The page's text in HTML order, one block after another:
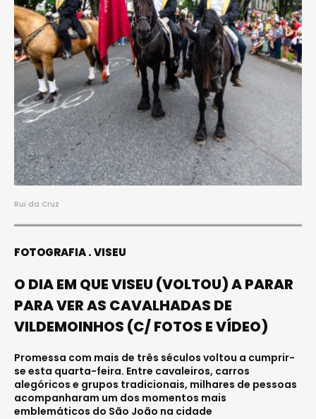
Rui da Cruz
FOTOGRAFIA VISEU
O DIA EM QUE VISEU (VOLTOU) A PARAR
PARA VER AS CAVALHADAS DE
VILDEMOINHOS (C/ FOTOS E VÍDEO)
Promessa com mais de três séculos voltou a cumprir-
se esta quarta-feira. Entre cavaleiros, carros
alegóricos e grupos tradicionais, milhares de pessoas
acompanharam um dos momentos mais
emblemáticos do São João na cidade